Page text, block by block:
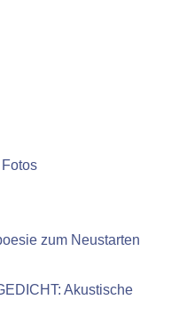
zum Neustarten
Akustische